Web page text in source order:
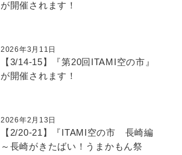
が開催されます！
2026年3月11日
【3/14-15】『第20回ITAMI空の市』
が開催されます！
2026年2月13日
【2/20-21】『ITAMI空の市 長崎編
～長崎がきたばい！うまかもん祭